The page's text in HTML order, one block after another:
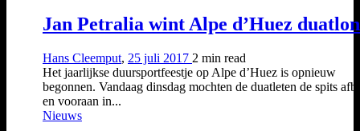
Jan Petralia wint Alpe d’Huez duatlon
Hans Cleemput, 25 juli 2017 2 min read
Het jaarlijkse duursportfeestje op Alpe d’Huez is opnieuw
begonnen. Vandaag dinsdag mochten de duatleten de spits
en vooraan in...
Nieuws